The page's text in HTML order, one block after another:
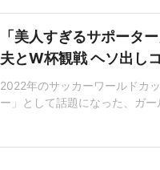
「美人すぎるサポータ
夫とW杯観戦 ヘソ出し
2022年のサッカーワールドカ
ー」として話題になった、ガ
ん(31)が2026年6月17日、自
スに所属する山岸祐也選手